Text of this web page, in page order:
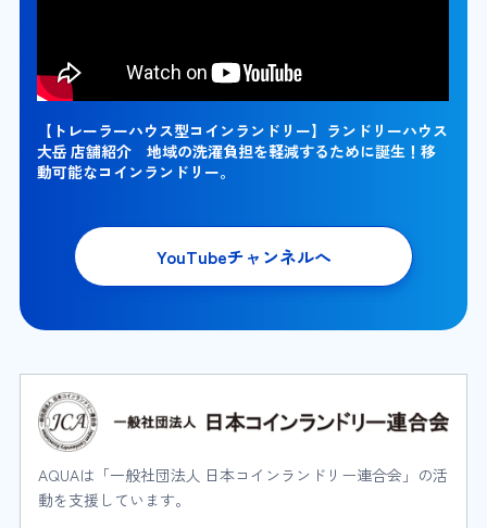
【トレーラーハウス型コインランドリー】ランドリーハウス
大岳 店舗紹介 地域の洗濯負担を軽減するために誕生！移
動可能なコインランドリー。
YouTubeチャンネルへ
AQUAは「一般社団法人 日本コインランドリー連合会」の活
動を支援しています。